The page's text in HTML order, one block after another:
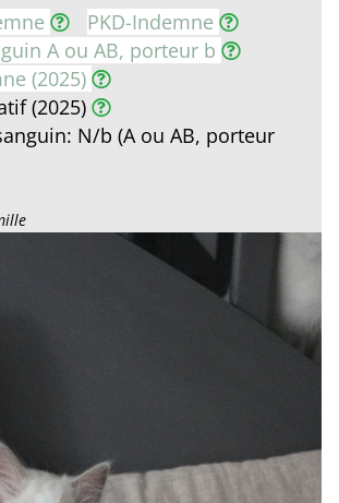
PKD-Indemne
A ou AB, porteur b
(2025)
(2025)
N/b (A ou AB, porteur